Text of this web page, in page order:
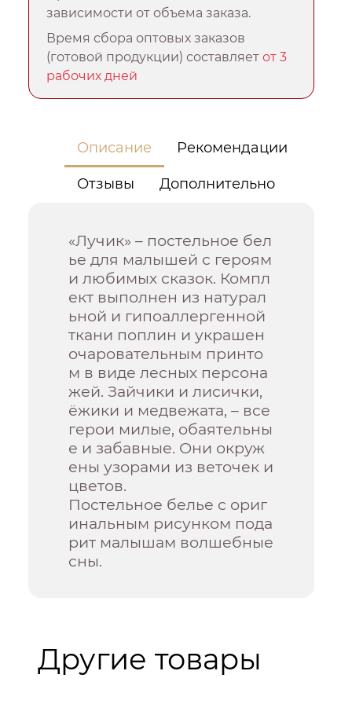
зависимости от объема заказа.
Время сбора оптовых заказов
(готовой продукции) составляетот 3
рабочих дней
Описание Рекомендации
Отзывы Дополнительно
«Лучик» – постельное бел
ье для малышей с героям
и любимых сказок. Компл
ект выполнен из натурал
ьной и гипоаллергенной
ткани поплин и украшен
очаровательным принто
м в виде лесных персона
жей. Зайчики и лисички,
ёжики и медвежата, – все
герои милые, обаятельны
е и забавные. Они окруж
ены узорами из веточек и
цветов.
Постельное белье с ориг
инальным рисунком пода
рит малышам волшебные
сны.
Другие товары